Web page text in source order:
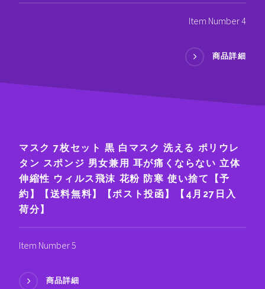
Item Number 4
商品詳細
マスク 7枚セット 黒 白マスク 洗える ポリウレ
タン スポンジ 男女兼用 耳が痛くならない 立体
伸縮性 ウィルス飛沫 花粉 防寒 使い捨て【予
約】【送料無料】【ポスト投函】【4月27日入
荷分】
Item Number 5
商品詳細